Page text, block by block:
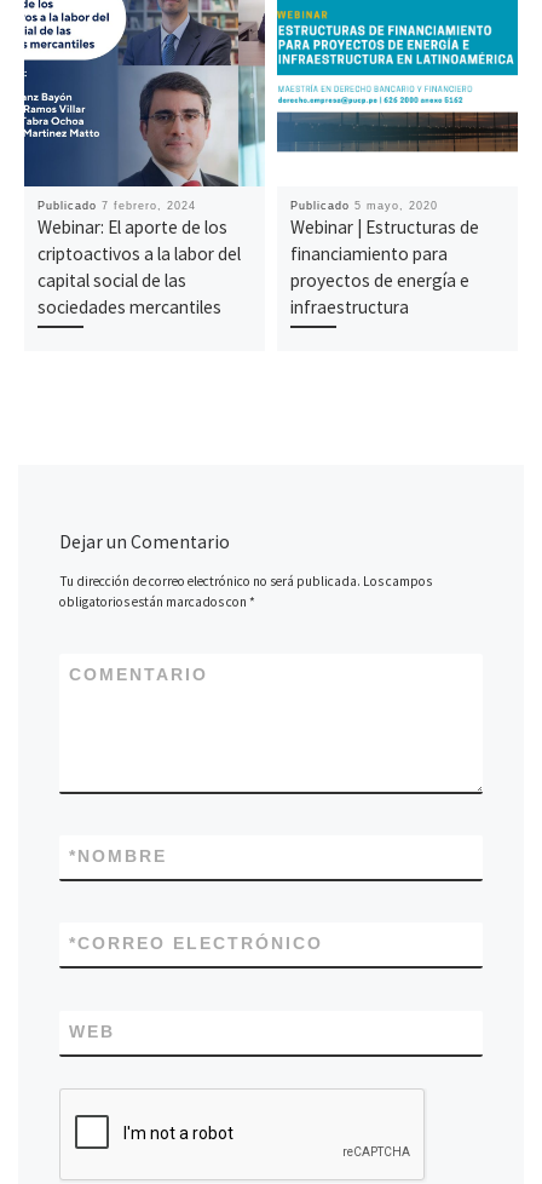
Publicado 7 febrero, 2024
Webinar: El aporte de los
criptoactivos a la labor del
capital social de las
sociedades mercantiles
Publicado 5 mayo, 2020
Webinar | Estructuras de
financiamiento para
proyectos de energía e
infraestructura
Dejar un Comentario
Tu dirección de correo electrónico no será publicada. Los campos
obligatorios están marcados con*
COMENTARIO
NOMBRE
*
CORREO ELECTRÓNICO
*
WEB